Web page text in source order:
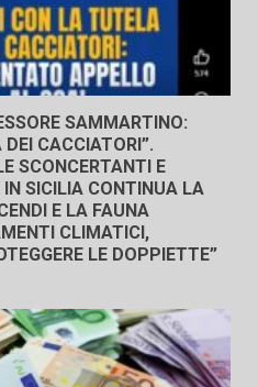
SAMMARTINO:
CACCIATORI”.
SCONCERTANTI E
IN SICILIA CONTINUA LA
E LA FAUNA
CLIMATICI,
LE DOPPIETTE”